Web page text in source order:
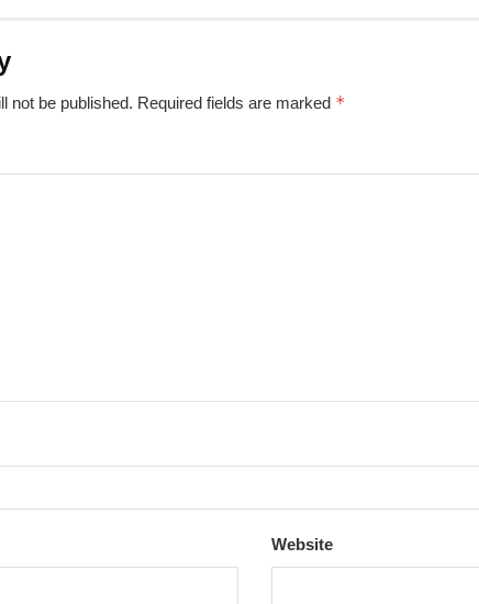
not be published. Required fields are marked *
Website